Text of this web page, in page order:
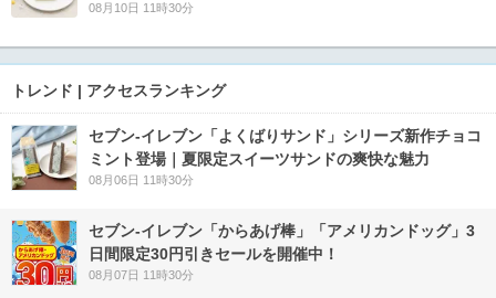
08月10日 11時30分
トレンド | アクセスランキング
セブン‐イレブン「よくばりサンド」シリーズ新作チョコ
ミント登場｜夏限定スイーツサンドの爽快な魅力
08月06日 11時30分
セブン‐イレブン「からあげ棒」「アメリカンドッグ」3
日間限定30円引きセールを開催中！
08月07日 11時30分